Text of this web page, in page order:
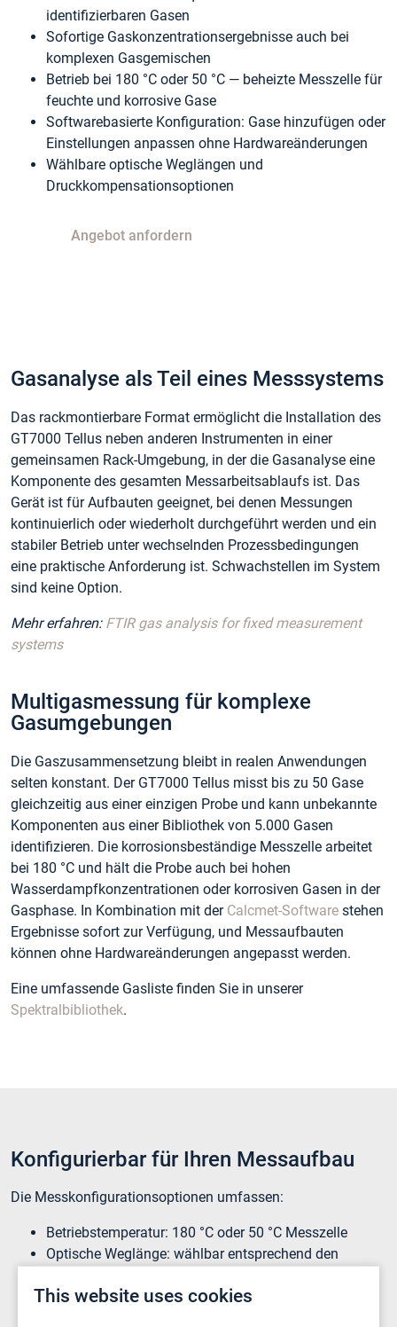
This website uses cookies
identifizierbaren Gasen
Sofortige Gaskonzentrationsergebnisse auch bei
komplexen Gasgemischen
Betrieb bei 180 °C oder 50 °C — beheizte Messzelle für
feuchte und korrosive Gase
Softwarebasierte Konfiguration: Gase hinzufügen oder
Einstellungen anpassen ohne Hardwareänderungen
Wählbare optische Weglängen und
Druckkompensationsoptionen
Angebot anfordern
Gasanalyse als Teil eines Messsystems
Das rackmontierbare Format ermöglicht die Installation des
GT7000 Tellus neben anderen Instrumenten in einer
gemeinsamen Rack-Umgebung, in der die Gasanalyse eine
Komponente des gesamten Messarbeitsablaufs ist. Das
Gerät ist für Aufbauten geeignet, bei denen Messungen
kontinuierlich oder wiederholt durchgeführt werden und ein
stabiler Betrieb unter wechselnden Prozessbedingungen
eine praktische Anforderung ist. Schwachstellen im System
sind keine Option.
Mehr erfahren: FTIR gas analysis for fixed measurement
systems
Multigasmessung für komplexe
Gasumgebungen
Die Gaszusammensetzung bleibt in realen Anwendungen
selten konstant. Der GT7000 Tellus misst bis zu 50 Gase
gleichzeitig aus einer einzigen Probe und kann unbekannte
Komponenten aus einer Bibliothek von 5.000 Gasen
identifizieren. Die korrosionsbeständige Messzelle arbeitet
bei 180 °C und hält die Probe auch bei hohen
Wasserdampfkonzentrationen oder korrosiven Gasen in der
Gasphase. In Kombination mit der Calcmet-Software stehen
Ergebnisse sofort zur Verfügung, und Messaufbauten
können ohne Hardwareänderungen angepasst werden.
Eine umfassende Gasliste finden Sie in unserer
Spektralbibliothek.
Konfigurierbar für Ihren Messaufbau
Die Messkonfigurationsoptionen umfassen:
Betriebstemperatur: 180 °C oder 50 °C Messzelle
Optische Weglänge: wählbar entsprechend den
Druckkompensation: für Messungen bei nicht